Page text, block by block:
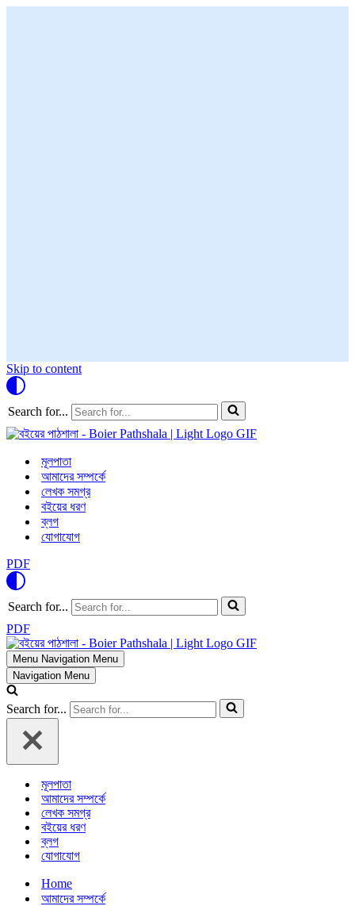
Skip to content
Search for...
মূলপাতা
আমাদের সম্পর্কে
লেখক সমগ্র
বইয়ের ধরণ
ব্লগ
যোগাযোগ
PDF
Search for...
PDF
Menu Navigation Menu
Navigation Menu
Search for...
মূলপাতা
আমাদের সম্পর্কে
লেখক সমগ্র
বইয়ের ধরণ
ব্লগ
যোগাযোগ
Home
আমাদের সম্পর্কে